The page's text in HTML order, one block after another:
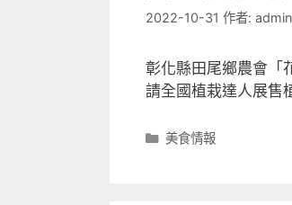
2022-10-31 作者: admin
彰化縣田尾鄉農會「
請全國植栽達人展售
分
美食情報